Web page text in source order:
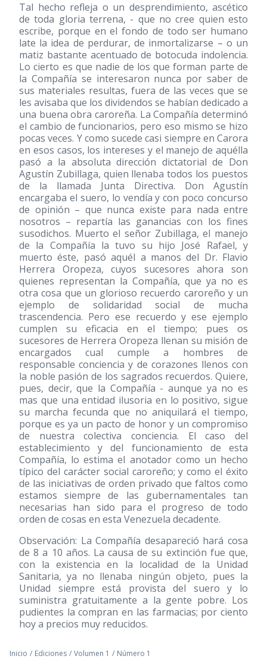
Tal hecho refleja o un desprendimiento, ascético
de toda gloria terrena, - que no cree quien esto
escribe, porque en el fondo de todo ser humano
late la idea de perdurar, de inmortalizarse – o un
matiz bastante acentuado de botocuda indolencia.
Lo cierto es que nadie de los que forman parte de
la Compañía se interesaron nunca por saber de
sus materiales resultas, fuera de las veces que se
les avisaba que los dividendos se habían dedicado a
una buena obra caroreña. La Compañía determinó
el cambio de funcionarios, pero eso mismo se hizo
pocas veces. Y como sucede casi siempre en Carora
en esos casos, los intereses y el manejo de aquélla
pasó a la absoluta dirección dictatorial de Don
Agustín Zubillaga, quien llenaba todos los puestos
de la llamada Junta Directiva. Don Agustín
encargaba el suero, lo vendía y con poco concurso
de opinión – que nunca existe para nada entre
nosotros – repartía las ganancias con los fines
susodichos. Muerto el señor Zubillaga, el manejo
de la Compañía la tuvo su hijo José Rafael, y
muerto éste, pasó aquél a manos del Dr. Flavio
Herrera Oropeza, cuyos sucesores ahora son
quienes representan la Compañía, que ya no es
otra cosa que un glorioso recuerdo caroreño y un
ejemplo de solidaridad social de mucha
trascendencia. Pero ese recuerdo y ese ejemplo
cumplen su eficacia en el tiempo; pues os
sucesores de Herrera Oropeza llenan su misión de
encargados cual cumple a hombres de
responsable conciencia y de corazones llenos con
la noble pasión de los sagrados recuerdos. Quiere,
pues, decir, que la Compañía - aunque ya no es
mas que una entidad ilusoria en lo positivo, sigue
su marcha fecunda que no aniquilará el tiempo,
porque es ya un pacto de honor y un compromiso
de nuestra colectiva conciencia. El caso del
establecimiento y del funcionamiento de esta
Compañía, lo estima el anotador como un hecho
típico del carácter social caroreño; y como el éxito
de las iniciativas de orden privado que faltos como
estamos siempre de las gubernamentales tan
necesarias han sido para el progreso de todo
orden de cosas en esta Venezuela decadente.
Observación: La Compañía desapareció hará cosa
de 8 a 10 años. La causa de su extinción fue que,
con la existencia en la localidad de la Unidad
Sanitaria, ya no llenaba ningún objeto, pues la
Unidad siempre está provista del suero y lo
suministra gratuitamente a la gente pobre. Los
pudientes la compran en las farmacias; por ciento
hoy a precios muy reducidos.
Inicio / Ediciones / Volumen 1 / Número 1